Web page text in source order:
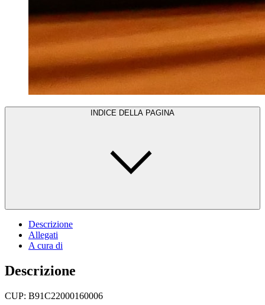
INDICE DELLA PAGINA
Descrizione
Allegati
A cura di
Descrizione
CUP: B91C22000160006